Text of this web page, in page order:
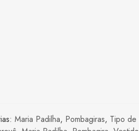
Maria Padilha, Pombagiras, Tipo de